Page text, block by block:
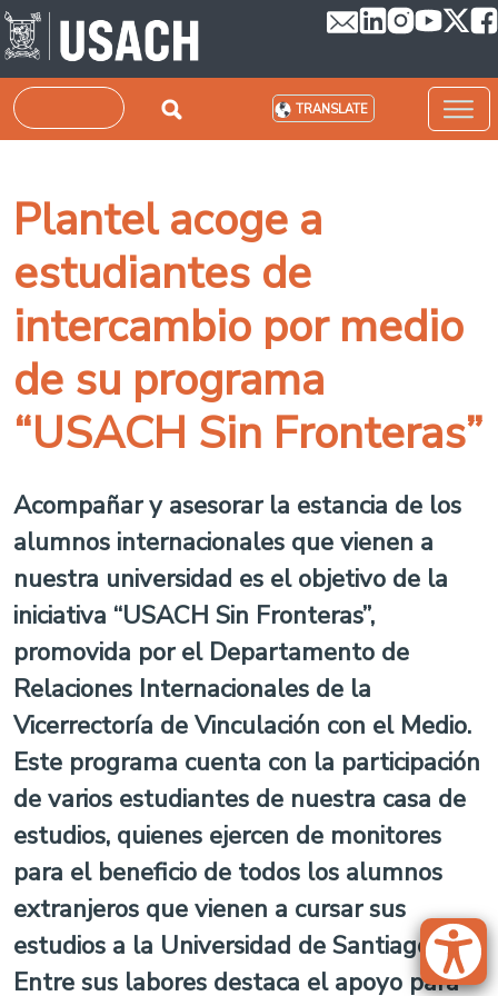
Skip to main content
Search TRANSLATE
Plantel acoge a
estudiantes de
intercambio por medio
de su programa
“USACH Sin Fronteras”
Acompañar y asesorar la estancia de los
alumnos internacionales que vienen a
nuestra universidad es el objetivo de la
iniciativa “USACH Sin Fronteras”,
promovida por el Departamento de
Relaciones Internacionales de la
Vicerrectoría de Vinculación con el Medio.
Este programa cuenta con la participación
de varios estudiantes de nuestra casa de
estudios, quienes ejercen de monitores
para el beneficio de todos los alumnos
extranjeros que vienen a cursar sus
estudios a la Universidad de Santiago.
Entre sus labores destaca el apoyo para